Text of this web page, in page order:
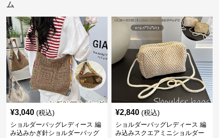
ム
¥3,040 (税込)
ショルダーバッグレディース 編
み込みかぎ針ショルダーバッグ
¥2,840 (税込)
ショルダーバッグレディース 編
み込みスクエアミニショルダー